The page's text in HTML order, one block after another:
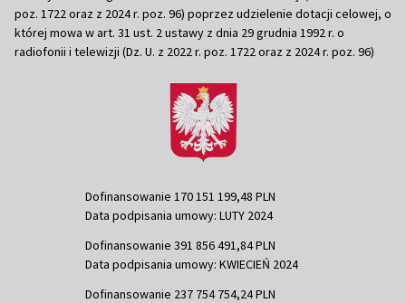
poz. 1722 oraz z 2024 r. poz. 96) poprzez udzielenie dotacji celowej, o
której mowa w art. 31 ust. 2 ustawy z dnia 29 grudnia 1992 r. o
radiofonii i telewizji (Dz. U. z 2022 r. poz. 1722 oraz z 2024 r. poz. 96)
Dofinansowanie 170 151 199,48 PLN
Data podpisania umowy: LUTY 2024
Dofinansowanie 391 856 491,84 PLN
Data podpisania umowy: KWIECIEŃ 2024
Dofinansowanie 237 754 754,24 PLN